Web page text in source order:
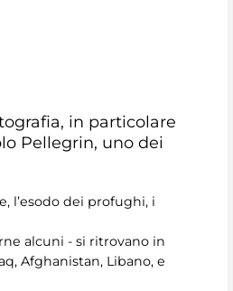
in particolare
Pellegrin, uno dei
l’esodo dei profughi, i
alcuni - si ritrovano in
Afghanistan, Libano, e